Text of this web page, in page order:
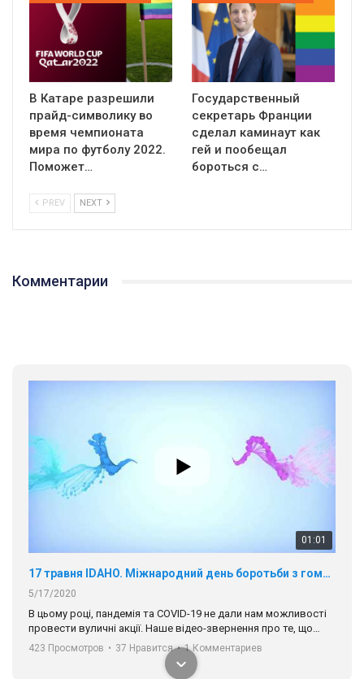
В Катаре разрешили
прайд-символику во
время чемпионата
мира по футболу 2022.
Поможет…
Государственный
секретарь Франции
сделал каминаут как
гей и пообещал
бороться с…
PREV NEXT
Комментарии
В цьому році, пандемія та COVІD-19 не дали нам можливості
провести вуличні акції. Наше відео-звернення про те, що
навіть коли ми у різних містах та не можемо зустрінеться, ми
разом. Ми закликаємо всіх хто поділяє цінності рівності та
423 Просмотров